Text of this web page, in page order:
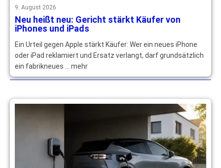
9. August 2026
Neu heißt neu: Gericht stärkt Käufer von
iPhones und iPads
Ein Urteil gegen Apple stärkt Käufer: Wer ein neues iPhone
oder iPad reklamiert und Ersatz verlangt, darf grundsätzlich
ein fabrikneues … mehr